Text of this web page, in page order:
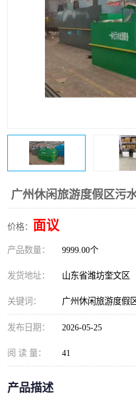
广州休闲旅游度假区污
价格： 面议
产品数量： 9999.00个
发货地址： 山东省潍坊奎文区
关键词： 广州休闲旅游度假
发布日期： 2026-05-25
阅 读 量： 41
产品描述
诊所门诊污水处理设备
养殖污水处理设备
一体化污水处理设备
医院辐射污水衰变池